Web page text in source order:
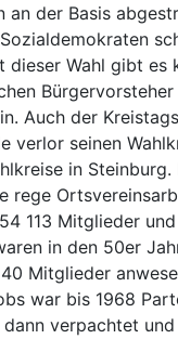
an der Basis
dieser Wahl gibt es
Auch der
verlor seinen
in Steinburg.
rege
113 Mitglieder
in den 50er
Mitglieder
war bis 1968
verpachtet